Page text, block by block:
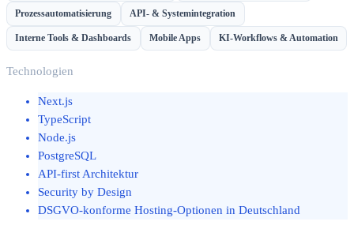
Prozessautomatisierung API- & Systemintegration
Interne Tools & Dashboards Mobile Apps KI-Workflows & Automation
Technologien
Next.js
TypeScript
Node.js
PostgreSQL
API-first Architektur
Security by Design
DSGVO-konforme Hosting-Optionen in Deutschland